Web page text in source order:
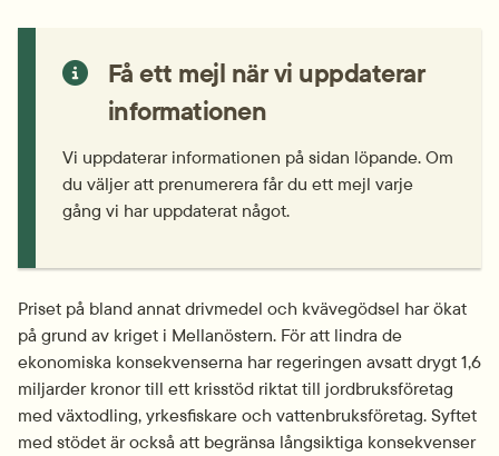
Få ett mejl när vi uppdaterar
informationen
Vi uppdaterar informationen på sidan löpande. Om
du väljer att prenumerera får du ett mejl varje
gång vi har uppdaterat något.
Priset på bland annat drivmedel och kvävegödsel har ökat
på grund av kriget i Mellanöstern. För att lindra de
ekonomiska konsekvenserna har regeringen avsatt drygt 1,6
miljarder kronor till ett krisstöd riktat till jordbruksföretag
med växtodling, yrkesfiskare och vattenbruksföretag. Syftet
med stödet är också att begränsa långsiktiga konsekvenser